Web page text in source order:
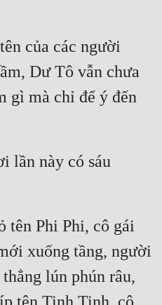
của các người
Dư Tô vẫn chưa
gì mà chỉ để ý đến
lần này có sáu
tên Phi Phi, cô gái
xuống tầng, người
lún phún râu,